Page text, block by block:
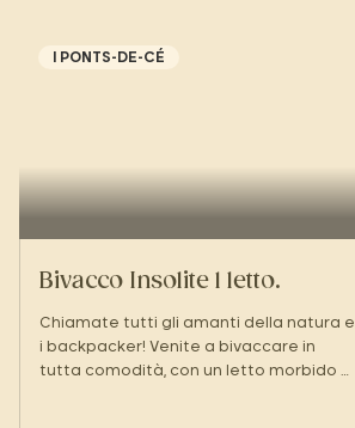
I PONTS-DE-CÉ
Bivacco Insolite 1 letto.
Chiamate tutti gli amanti della natura e
i backpacker! Venite a bivaccare in
tutta comodità, con un letto morbido e